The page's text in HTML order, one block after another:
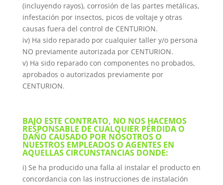
(incluyendo rayos), corrosión de las partes metálicas,
infestación por insectos, picos de voltaje y otras
causas fuera del control de CENTURION.
iv) Ha sido reparado por cualquier taller y/o persona
NO previamente autorizada por CENTURION.
v) Ha sido reparado con componentes no probados,
aprobados o autorizados previamente por
CENTURION.
BAJO ESTE CONTRATO, NO NOS HACEMOS
RESPONSABLE DE CUALQUIER PÉRDIDA O
DAÑO CAUSADO POR NOSOTROS O
NUESTROS EMPLEADOS O AGENTES EN
AQUELLAS CIRCUNSTANCIAS DONDE:
i) Se ha producido una falla al instalar el producto en
concordancia con las instrucciones de instalación